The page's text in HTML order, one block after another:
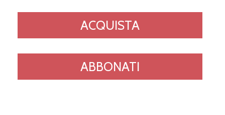
ACQUISTA
ABBONATI